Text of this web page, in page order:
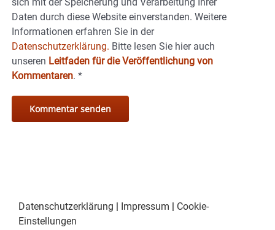
Daten durch diese Website einverstanden. Weitere
Informationen erfahren Sie in der
Datenschutzerklärung. Bitte lesen Sie hier auch
unseren Leitfaden für die Veröffentlichung von
Kommentaren. *
Datenschutzerklärung | Impressum | Cookie-
Einstellungen